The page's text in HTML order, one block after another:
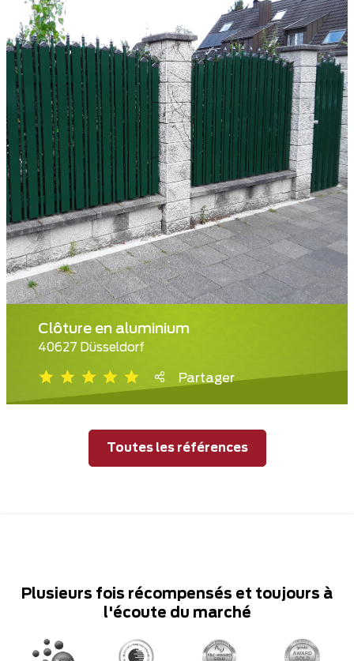
Clôture en aluminium
40627 Düsseldorf
Partager
Toutes les références
Plusieurs fois récompensés et toujours à
l'écoute du marché